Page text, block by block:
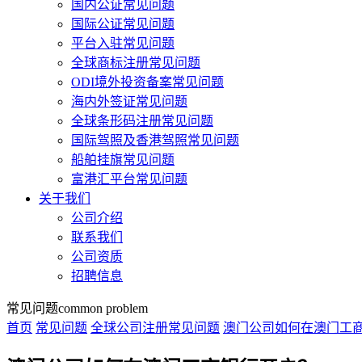
国内公证常见问题
国际公证常见问题
平台入驻常见问题
全球商标注册常见问题
ODI境外投资备案常见问题
海内外签证常见问题
全球条形码注册常见问题
国际驾照及香港驾照常见问题
船舶挂旗常见问题
富港汇平台常见问题
关于我们
公司介绍
联系我们
公司资质
招聘信息
常见问题common problem
首页 常见问题 全球公司注册常见问题 澳门公司如何在澳门工